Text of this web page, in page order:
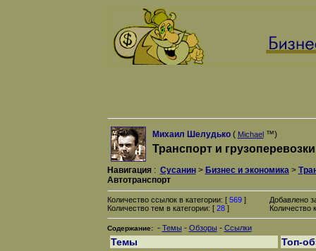
Михаил Шелудько( Michael™)
Транспорт и грузоперевозки
Навигация: Сусанин> Бизнес и экономика>
Автотранспорт
Количество ссылок в категории: [ 569]
Количество тем в категории: [ 28]
Добавлено
Количество
Содержание: - Темы - Обзоры - Ссылки
Темы
Топ-